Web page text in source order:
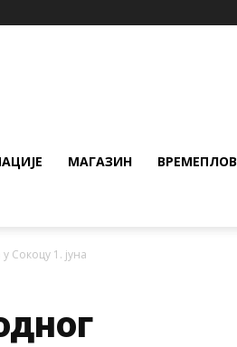
МАГАЗИН ВРЕМЕПЛОВ
Сокоцу 1. јуна